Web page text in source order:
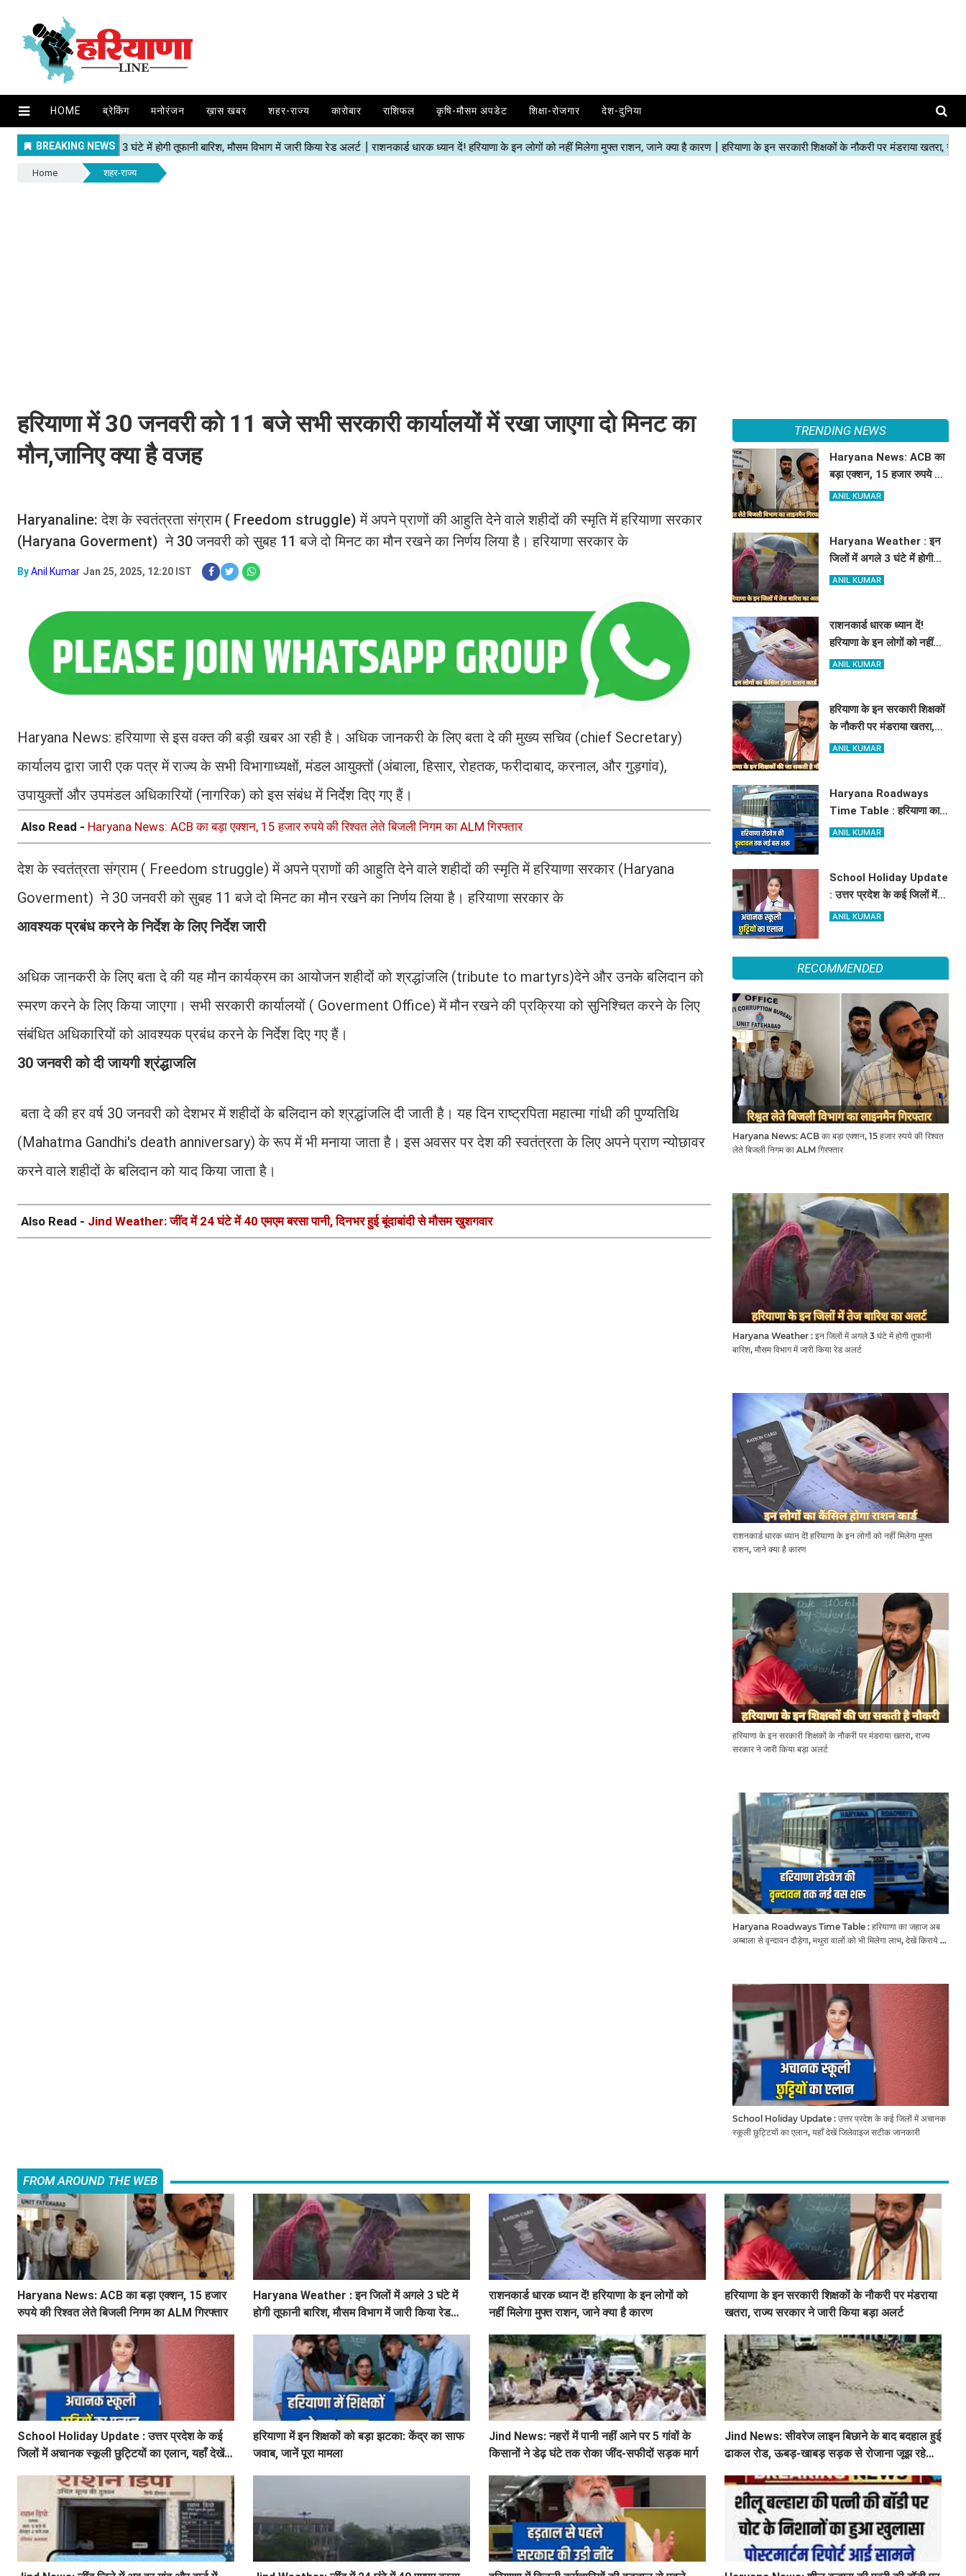
HOME ब्रेकिंग मनोरंजन ख़ास खबर शहर-राज्य कारोबार राशिफल कृषि-मौसम अपडेट शिक्षा-रोजगार देश-दुनिया
Home शहर-राज्य
हरियाणा में 30 जनवरी को 11 बजे सभी सरकारी कार्यालयों में रखा जाएगा दो मिनट का
मौन,जानिए क्या है वजह
Haryanaline: देश के स्वतंत्रता संग्राम ( Freedom struggle) में अपने प्राणों की आहुति देने वाले शहीदों की स्मृति में हरियाणा सरकार
(Haryana Goverment) ने 30 जनवरी को सुबह 11 बजे दो मिनट का मौन रखने का निर्णय लिया है। हरियाणा सरकार के
ByAnil Kumar Jan 25, 2025, 12:20 IST
Haryana News: हरियाणा से इस वक्त की बड़ी खबर आ रही है। अधिक जानकरी के लिए बता दे की मुख्य सचिव (chief Secretary)
कार्यालय द्वारा जारी एक पत्र में राज्य के सभी विभागाध्यक्षों, मंडल आयुक्तों (अंबाला, हिसार, रोहतक, फरीदाबाद, करनाल, और गुड़गांव),
उपायुक्तों और उपमंडल अधिकारियों (नागरिक) को इस संबंध में निर्देश दिए गए हैं।
Also Read - Haryana News: ACB का बड़ा एक्शन, 15 हजार रुपये की रिश्वत लेते बिजली निगम का ALM गिरफ्तार
देश के स्वतंत्रता संग्राम ( Freedom struggle) में अपने प्राणों की आहुति देने वाले शहीदों की स्मृति में हरियाणा सरकार (Haryana
Goverment) ने 30 जनवरी को सुबह 11 बजे दो मिनट का मौन रखने का निर्णय लिया है। हरियाणा सरकार के
आवश्यक प्रबंध करने के निर्देश के लिए निर्देश जारी
अधिक जानकरी के लिए बता दे की यह मौन कार्यक्रम का आयोजन शहीदों को श्रद्धांजलि (tribute to martyrs)देने और उनके बलिदान को
स्मरण करने के लिए किया जाएगा। सभी सरकारी कार्यालयों ( Goverment Office) में मौन रखने की प्रक्रिया को सुनिश्चित करने के लिए
संबंधित अधिकारियों को आवश्यक प्रबंध करने के निर्देश दिए गए हैं।
30 जनवरी को दी जायगी श्रंद्धाजलि
बता दे की हर वर्ष 30 जनवरी को देशभर में शहीदों के बलिदान को श्रद्धांजलि दी जाती है। यह दिन राष्ट्रपिता महात्मा गांधी की पुण्यतिथि
(Mahatma Gandhi's death anniversary) के रूप में भी मनाया जाता है। इस अवसर पर देश की स्वतंत्रता के लिए अपने प्राण न्योछावर
करने वाले शहीदों के बलिदान को याद किया जाता है।
Also Read - Jind Weather: जींद में 24 घंटे में 40 एमएम बरसा पानी, दिनभर हुई बूंदाबांदी से मौसम खुशगवार
TRENDING NEWS
Haryana News: ACB का
बड़ा एक्शन, 15 हजार रुपये की
रिश्वत लेते बिजली निगम का
ANIL KUMAR
Haryana Weather : इन
जिलों में अगले 3 घंटे में होगी
तूफानी बारिश, मौसम विभाग में
ANIL KUMAR
राशनकार्ड धारक ध्यान दें!
हरियाणा के इन लोगों को नहीं
मिलेगा मुफ्त राशन, जाने क्या है
ANIL KUMAR
हरियाणा के इन सरकारी शिक्षकों
के नौकरी पर मंडराया खतरा,
राज्य सरकार ने जारी किया बड़ा
ANIL KUMAR
Haryana Roadways
Time Table : हरियाणा का
जहाज अब अम्बाला से वृन्दावन
टाइम टेबल
ANIL KUMAR
School Holiday Update
: उत्तर प्रदेश के कई जिलों में
अचानक स्कूली छुट्टियों का
ANIL KUMAR
RECOMMENDED
Haryana News: ACB का बड़ा एक्शन, 15 हजार रुपये की रिश्वत
लेते बिजली निगम का ALM गिरफ्तार
Haryana Weather : इन जिलों में अगले 3 घंटे में होगी तूफानी
बारिश, मौसम विभाग में जारी किया रेड अलर्ट
राशनकार्ड धारक ध्यान दें! हरियाणा के इन लोगों को नहीं मिलेगा मुफ्त
राशन, जाने क्या है कारण
हरियाणा के इन सरकारी शिक्षकों के नौकरी पर मंडराया खतरा, राज्य
सरकार ने जारी किया बड़ा अलर्ट
Haryana Roadways Time Table : हरियाणा का जहाज अब
अम्बाला से वृन्दावन दौड़ेगा, मथुरा वालों को भी मिलेगा लाभ, देखें किराये के
School Holiday Update : उत्तर प्रदेश के कई जिलों में अचानक
स्कूली छुट्टियों का एलान, यहाँ देखें जिलेवाइज सटीक जानकारी
FROM AROUND THE WEB
Haryana News: ACB का बड़ा एक्शन, 15 हजार
रुपये की रिश्वत लेते बिजली निगम का ALM गिरफ्तार
Haryana Weather : इन जिलों में अगले 3 घंटे में
होगी तूफानी बारिश, मौसम विभाग में जारी किया रेड
राशनकार्ड धारक ध्यान दें! हरियाणा के इन लोगों को
नहीं मिलेगा मुफ्त राशन, जाने क्या है कारण
हरियाणा के इन सरकारी शिक्षकों के नौकरी पर मंडराया
खतरा, राज्य सरकार ने जारी किया बड़ा अलर्ट
School Holiday Update : उत्तर प्रदेश के कई
जिलों में अचानक स्कूली छुट्टियों का एलान, यहाँ देखें
हरियाणा में इन शिक्षकों को बड़ा झटका: केंद्र का साफ
जवाब, जानें पूरा मामला
Jind News: नहरों में पानी नहीं आने पर 5 गांवों के
किसानों ने डेढ़ घंटे तक रोका जींद-सफीदों सड़क मार्ग
Jind News: सीवरेज लाइन बिछाने के बाद बदहाल हुई
ढाकल रोड, ऊबड़-खाबड़ सड़क से रोजाना जूझ रहे